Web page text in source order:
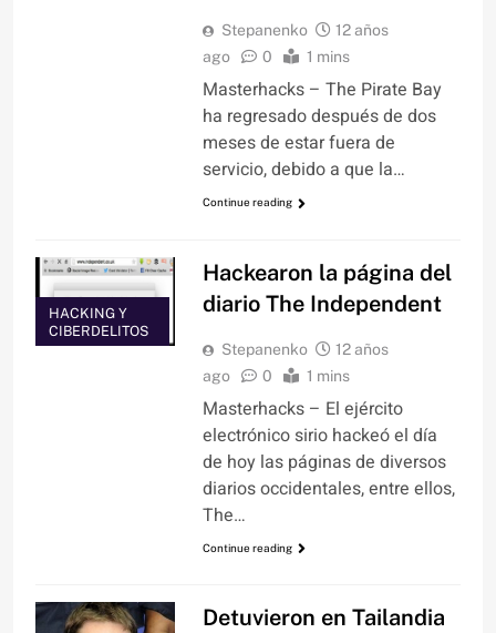
Stepanenko
12 años
ago
0 1 mins
Masterhacks – The Pirate Bay
ha regresado después de dos
meses de estar fuera de
servicio, debido a que la…
Continue reading
HACKING Y
CIBERDELITOS
Hackearon la página del
diario The Independent
Stepanenko
12 años
ago
0 1 mins
Masterhacks – El ejército
electrónico sirio hackeó el día
de hoy las páginas de diversos
diarios occidentales, entre ellos,
The…
Continue reading
Detuvieron en Tailandia